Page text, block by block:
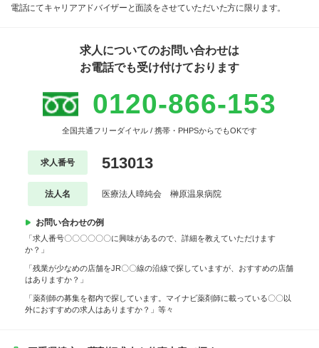
電話にてキャリアアドバイザーと面談をさせていただいた方に限ります。
求人についてのお問い合わせは
お電話でも受け付けております
0120-866-153
全国共通フリーダイヤル / 携帯・PHPSからでもOKです
求人番号 513013
法人名 医療法人暲純会 榊原温泉病院
お問い合わせの例
「求人番号〇〇〇〇〇〇に興味があるので、詳細を教えていただけます
か？」
「残業が少なめの店舗をJR〇〇線の沿線で探していますが、おすすめの店舗
はありますか？」
「薬剤師の募集を都内で探しています。マイナビ薬剤師に載っている〇〇以
外におすすめの求人はありますか？」等々